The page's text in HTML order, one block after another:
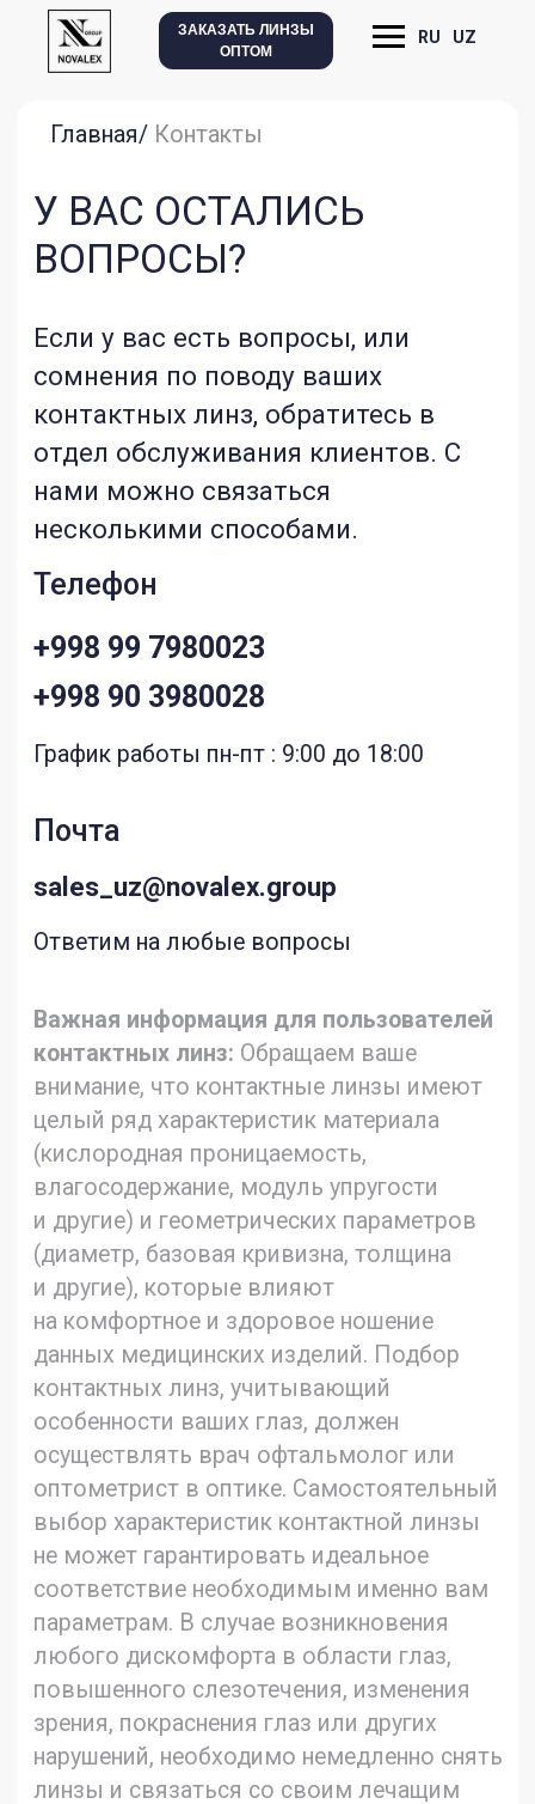
ЗАКАЗАТЬ ЛИНЗЫ
ОПТОМ
UZ
RU
sales_uz@novalex.group
Почта
График работы пн-пт : 9:00 до 18:00
+998 90 3980028
+998 99 7980023
Телефон
Если у вас есть вопросы, или
сомнения по поводу ваших
отдел обслуживания клиентов. С
нами можно связаться
несколькими способами.
У ВАС ОСТАЛИСЬ
контактных линз:Обращаем ваше
(кислородная проницаемость,
влагосодержание, модуль упругости
и другие) и геометрических параметров
(диаметр, базовая кривизна, толщина
на комфортное и здоровое ношение
особенности ваших глаз, должен
осуществлять врач офтальмолог или
оптометрист в оптике. Самостоятельный
выбор характеристик контактной линзы
не может гарантировать идеальное
соответствие необходимым именно вам
параметрам. В случае возникновения
любого дискомфорта в области глаз,
повышенного слезотечения, изменения
зрения, покраснения глаз или других
нарушений, необходимо немедленно снять
линзы и связаться со своим лечащим
врачом или практикующим врачом —
офтальмологом.